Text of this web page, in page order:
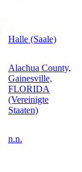
Halle (Saale)
Alachua County,
Gainesville,
FLORIDA
(Vereinigte
Staaten)
n.n.